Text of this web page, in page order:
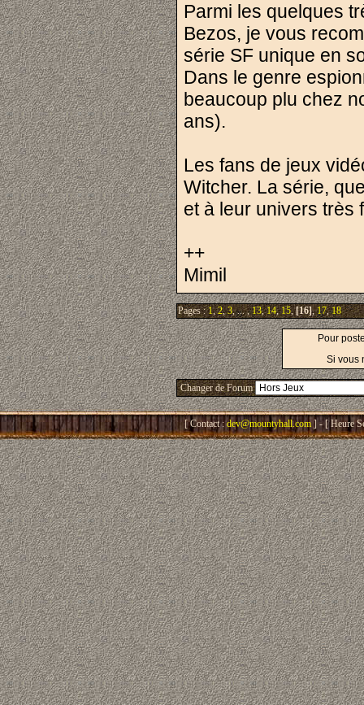
Parmi les quelques
Bezos, je vous
série SF unique en
Dans le genre
beaucoup plu chez
ans).
Les fans de jeux
Witcher. La série,
et à leur univers très
++
Mimil
Pages :1,2,3, ... ,13,14,15,[16],17,18
Pour
Si vous
Changer de Forum
[ Contact : dev@mountyhall.com ] - [ Heure